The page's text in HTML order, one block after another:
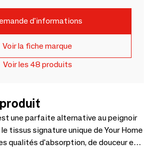
d'informations
Voir la fiche marque
Voir les 48 produits
une parfaite alternative au peignoir
tissus signature unique de Your Home
qualités d'absorption, de douceur et
vous accompagne partout. Son